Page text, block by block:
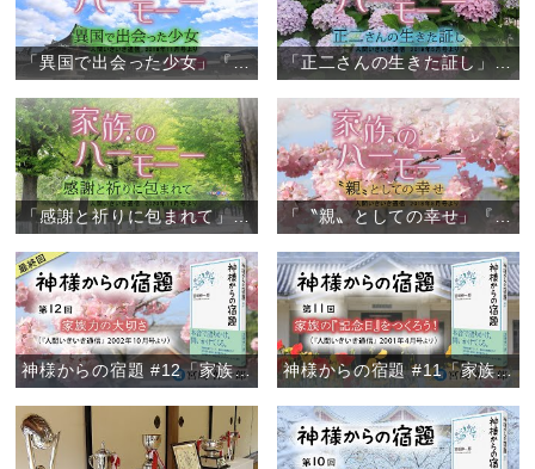
「異国で出会った少女」『家族のハーモニー』（4） 「正二さんの生きた証し」『家族のハーモニー』（3）
「感謝と祈りに包まれて」『家族のハーモニー』（2） 「〝親〟としての幸せ」『家族のハーモニー』（1）
神様からの宿題 #12「家族力の大切さ」 神様からの宿題 #11「家族の『記念日』をつくろう！」